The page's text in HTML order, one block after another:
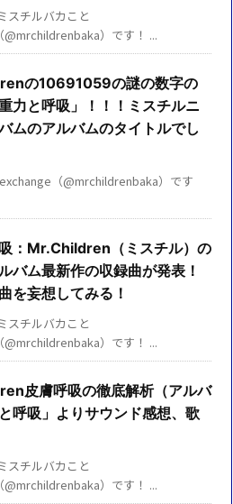
スチルバカこと
@mrchildrenbaka）です！ ...
の10691059の謎の数字の
力と呼吸」！！！ミスチルニ
ムのアルバムのタイトルでし
（@mrchildrenbaka）です
：Mr.Children（ミスチル）の
バム最新作の収録曲が発表！
を妄想してみる！
スチルバカこと
@mrchildrenbaka）です！ ...
皮膚呼吸の徹底解析（アルバ
呼吸」よりサウンド感想、歌
スチルバカこと
@mrchildrenbaka）です！ ...